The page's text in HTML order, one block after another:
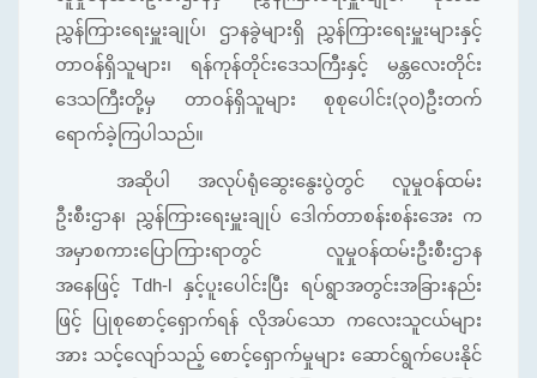
ညွှန်ကြားရေးမှူးချုပ်၊ ဌာနခွဲများရှိ ညွှန်ကြားရေးမှူးများနှင့်
တာဝန်ရှိသူများ၊ ရန်ကုန်တိုင်းဒေသကြီးနှင့် မန္တလေးတိုင်း
ဒေသကြီးတို့မှ တာဝန်ရှိသူများ စုစုပေါင်း(၃၀)ဦးတက်
ရောက်ခဲ့ကြပါသည်။
အဆိုပါ အလုပ်ရုံဆွေးနွေးပွဲတွင် လူမှုဝန်ထမ်း
ဦးစီးဌာန၊ ညွှန်ကြားရေးမှူးချုပ် ဒေါက်တာစန်းစန်းအေး က
အမှာစကားပြောကြားရာတွင် လူမှုဝန်ထမ်းဦးစီးဌာန
အနေဖြင့် Tdh-l နှင့်ပူးပေါင်းပြီး ရပ်ရွာအတွင်းအခြားနည်း
ဖြင့် ပြုစုစောင့်ရှောက်ရန် လိုအပ်သော ကလေးသူငယ်များ
အား သင့်လျော်သည့် စောင့်ရှောက်မှုများ ဆောင်ရွက်ပေးနိုင်